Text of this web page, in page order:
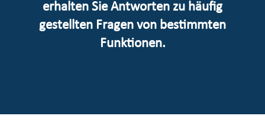
erhalten Sie Antworten zu häufig
gestellten Fragen von bestimmten
Funktionen.